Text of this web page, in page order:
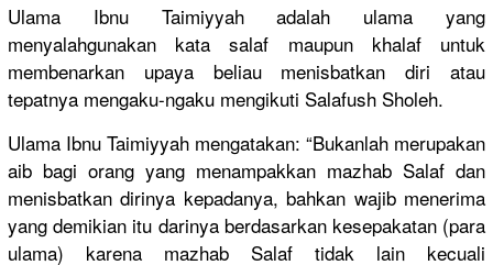
Ulama Ibnu Taimiyyah adalah ulama yang
menyalahgunakan kata salaf maupun khalaf untuk
membenarkan upaya beliau menisbatkan diri atau
tepatnya mengaku-ngaku mengikuti Salafush Sholeh.
Ulama Ibnu Taimiyyah mengatakan: “Bukanlah merupakan
aib bagi orang yang menampakkan mazhab Salaf dan
menisbatkan dirinya kepadanya, bahkan wajib menerima
yang demikian itu darinya berdasarkan kesepakatan (para
ulama) karena mazhab Salaf tidak lain kecuali